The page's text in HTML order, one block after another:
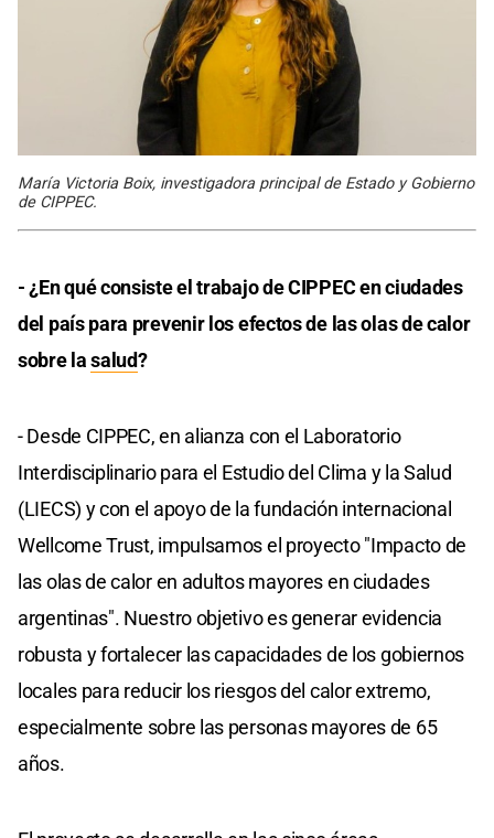
María Victoria Boix, investigadora principal de Estado y Gobierno
de CIPPEC.
- ¿En qué consiste el trabajo de CIPPEC en ciudades
del país para prevenir los efectos de las olas de calor
sobre lasalud?
- Desde CIPPEC, en alianza con el Laboratorio
Interdisciplinario para el Estudio del Clima y la Salud
(LIECS) y con el apoyo de la fundación internacional
Wellcome Trust, impulsamos el proyecto "Impacto de
las olas de calor en adultos mayores en ciudades
argentinas". Nuestro objetivo es generar evidencia
robusta y fortalecer las capacidades de los gobiernos
locales para reducir los riesgos del calor extremo,
especialmente sobre las personas mayores de 65
años.